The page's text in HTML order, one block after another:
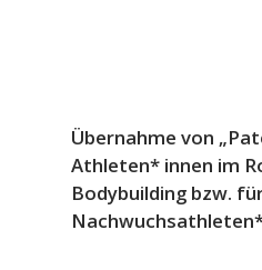
Übernahme von
Athleten* innen im
Bodybuilding bzw.